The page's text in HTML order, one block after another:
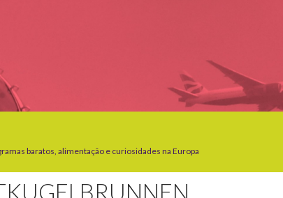
baratos, alimentação e curiosidades na Europa